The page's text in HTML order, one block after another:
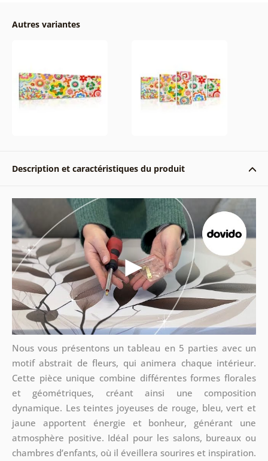
Autres variantes
Description et caractéristiques du produit
Nous vous présentons un tableau en 5 parties avec un
motif abstrait de fleurs, qui animera chaque intérieur.
Cette pièce unique combine différentes formes florales
et géométriques, créant ainsi une composition
dynamique. Les teintes joyeuses de rouge, bleu, vert et
jaune apportent énergie et bonheur, générant une
atmosphère positive. Idéal pour les salons, bureaux ou
chambres d’enfants, où il éveillera sourires et inspiration.